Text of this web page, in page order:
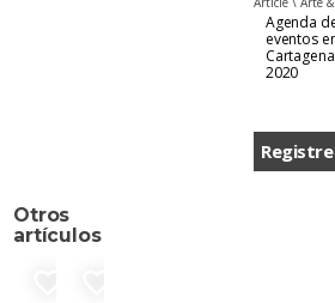
Agenda
eventos
2020
Otros
artículos